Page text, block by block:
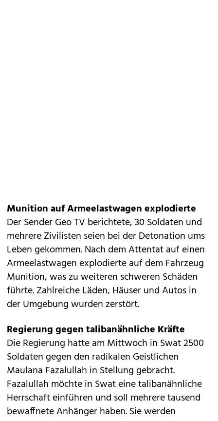
Munition auf Armeelastwagen explodierte
Der Sender Geo TV berichtete, 30 Soldaten und
mehrere Zivilisten seien bei der Detonation ums
Leben gekommen. Nach dem Attentat auf einen
Armeelastwagen explodierte auf dem Fahrzeug
Munition, was zu weiteren schweren Schäden
führte. Zahlreiche Läden, Häuser und Autos in
der Umgebung wurden zerstört.
Regierung gegen talibanähnliche Kräfte
Die Regierung hatte am Mittwoch in Swat 2500
Soldaten gegen den radikalen Geistlichen
Maulana Fazalullah in Stellung gebracht.
Fazalullah möchte in Swat eine talibanähnliche
Herrschaft einführen und soll mehrere tausend
bewaffnete Anhänger haben. Sie werden